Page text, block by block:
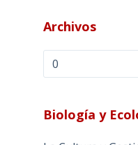
Archivos
Archivos
Biología y